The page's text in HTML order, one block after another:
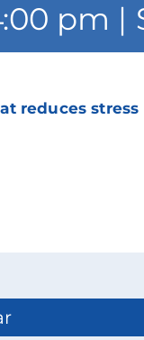
pm |
reduces